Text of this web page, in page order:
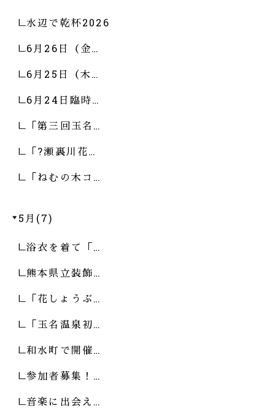
水辺で乾杯2026
6月26日（金…
6月25日（木…
6月24日臨時…
「第三回玉名…
「?瀬裏川花…
「ねむの木コ…
5月(7)
浴衣を着て「…
熊本県立装飾…
「花しょうぶ…
「玉名温泉初…
和水町で開催…
参加者募集！…
音楽に出会え…